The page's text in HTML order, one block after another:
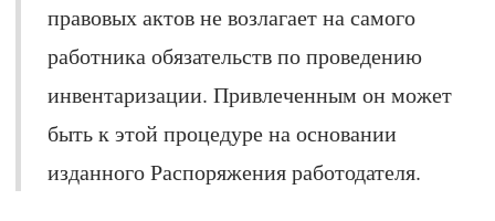
правовых актов не возлагает на самого
работника обязательств по проведению
инвентаризации. Привлеченным он может
быть к этой процедуре на основании
изданного Распоряжения работодателя.